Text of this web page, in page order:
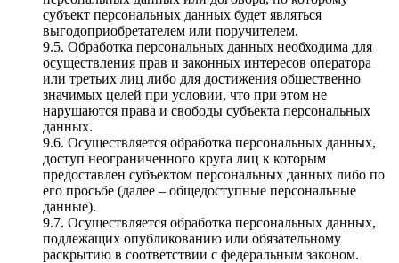
субъект персональных данных будет являться
выгодоприобретателем или поручителем.
9.5. Обработка персональных данных необходима для
осуществления прав и законных интересов оператора
или третьих лиц либо для достижения общественно
значимых целей при условии, что при этом не
нарушаются права и свободы субъекта персональных
данных.
9.6. Осуществляется обработка персональных данных,
доступ неограниченного круга лиц к которым
предоставлен субъектом персональных данных либо по
его просьбе (далее – общедоступные персональные
данные).
9.7. Осуществляется обработка персональных данных,
подлежащих опубликованию или обязательному
раскрытию в соответствии с федеральным законом.